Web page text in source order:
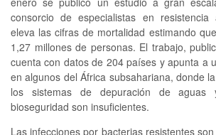
consorcio de especialistas en resistencia
eleva las cifras de mortalidad estimando
1,27 millones de personas. El trabajo,
cuenta con datos de 204 países y apunta a
en algunos del África subsahariana, donde
los sistemas de depuración de
bioseguridad son insuficientes.
Las infecciones por bacterias resistentes